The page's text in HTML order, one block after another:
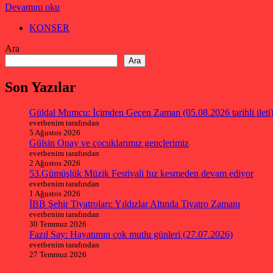
Devamını oku
KONSER
Ara
Ara
Son Yazılar
Güldal Mumcu: İçimden Geçen Zaman (05.08.2026 tarihli ileti)
evetbenim tarafından
5 Ağustos 2026
Gülsin Onay ve çocuklarımız gençlerimiz
evetbenim tarafından
2 Ağustos 2026
53.Gümüşlük Müzik Festivali hız kesmeden devam ediyor
evetbenim tarafından
1 Ağustos 2026
İBB Şehir Tiyatroları: Yıldızlar Altında Tiyatro Zamanı
evetbenim tarafından
30 Temmuz 2026
Fazıl Say: Hayatımın çok mutlu günleri (27.07.2026)
evetbenim tarafından
27 Temmuz 2026